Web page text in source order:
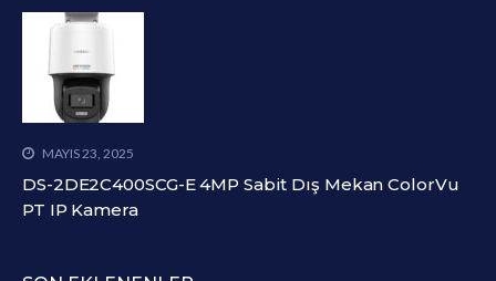
MAYIS 23, 2025
DS-2DE2C400SCG-E 4MP Sabit Dış Mekan ColorVu
PT IP Kamera